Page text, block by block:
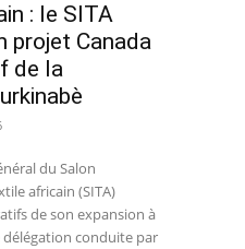
: le SITA
projet Canada
de la
du Salon
africain (SITA)
de son expansion à
conduite par